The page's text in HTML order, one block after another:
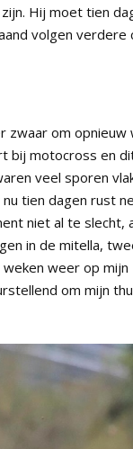
Hij moet tien
volgen
zwaar om
bij motocross en
veel sporen
tien dagen rust
niet al te slecht,
in de mitella,
weer op
om mijn